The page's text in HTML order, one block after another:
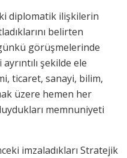
diplomatik ilişkilerin
belirten
görüşmelerinde
şekilde ele
ticaret, sanayi, bilim,
üzere hemen her
memnuniyeti
imzaladıkları Stratejik